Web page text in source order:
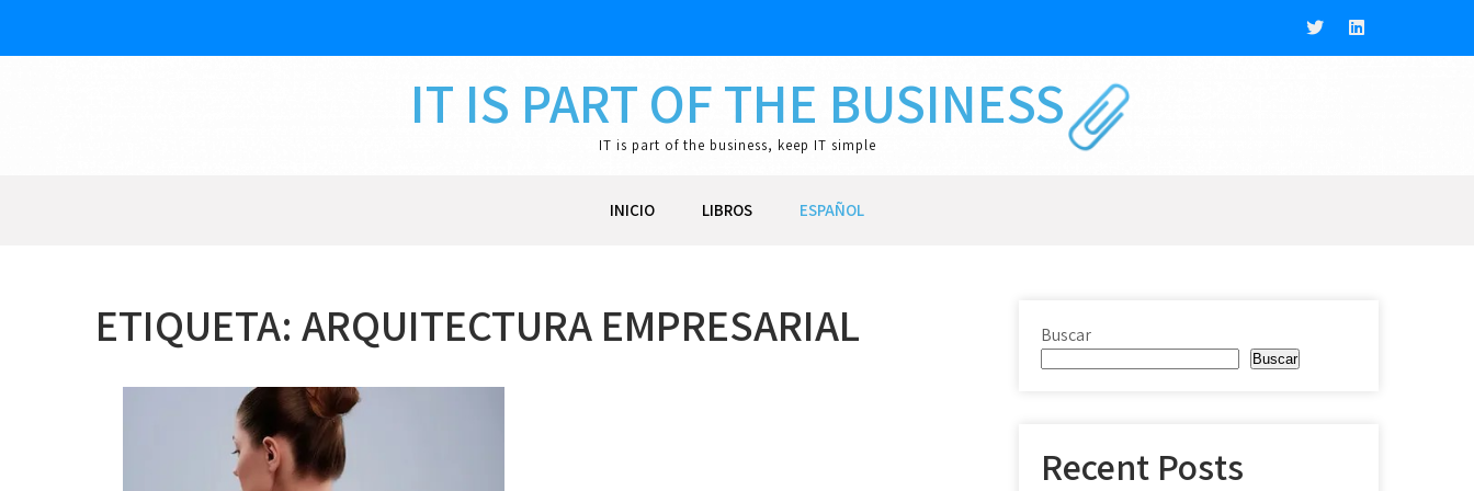
IT IS PART OF THE BUSINESS
IT is part of the business, keep IT simple
INICIO LIBROS ESPAÑOL
ETIQUETA: ARQUITECTURA EMPRESARIAL Buscar
Buscar
Recent Posts